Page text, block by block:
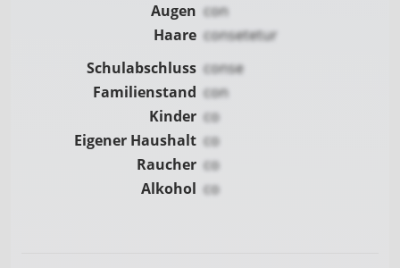
Augen con
Haare consetetur
Schulabschluss conse
Familienstand con
Kinder co
Eigener Haushalt co
Raucher co
Alkohol co